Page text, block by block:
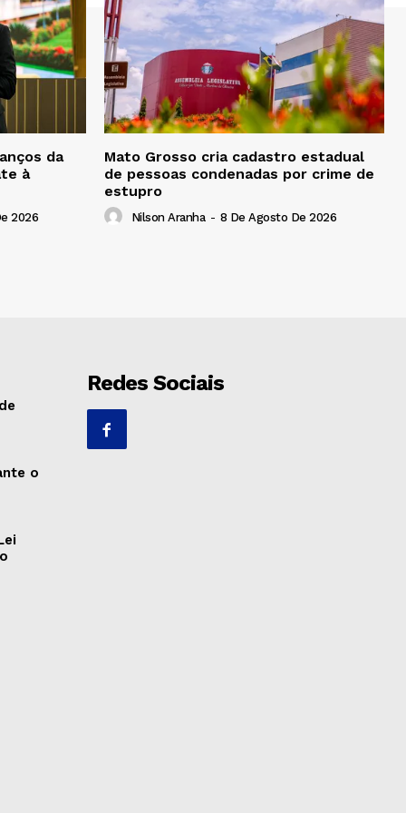
da
à
2026
Mato Grosso cria cadastro estadual
de pessoas condenadas por crime de
estupro
Nilson Aranha - 8 De Agosto De 2026
o
Redes Sociais